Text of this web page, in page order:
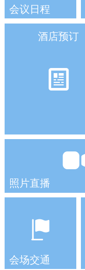
会议日程
酒店预订
照片直播
会场交通